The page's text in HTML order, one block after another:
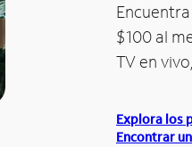
$100 al
TV en
Explora los
Encontrar